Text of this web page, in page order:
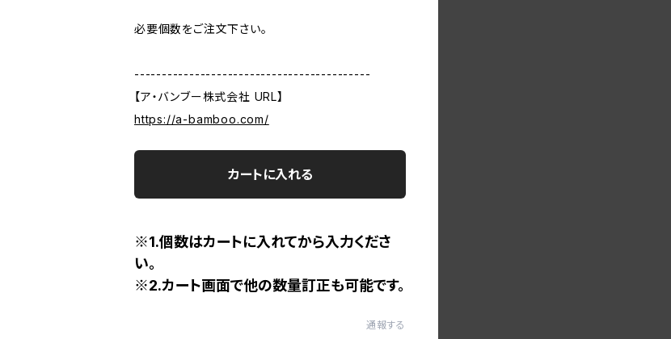
必要個数をご注文下さい。
-------------------------------------------
【ア・バンブー株式会社 URL】
https://a-bamboo.com/
カートに入れる
※1.個数はカートに入れてから入力くださ
い。
※2.カート画面で他の数量訂正も可能です。
通報する